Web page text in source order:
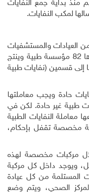
منذ بداية جمع النفايات
لمكب النفايات.
من العيادات والمستشفيات
من جنوب ووسط قطاع غزة، والبالغ عددها 82 مؤسسة طبية وينتج
إلى قسمين (نفايات طبية
نفايات حادة ويجب معاملتها
80% هو نفايات طبية غير حادة. لكن في
معاملة النفايات الطبية
مخصصة تقفل بإحكام،
مركبات مخصصة لهذه
ويوجد داخل كل مركبة
المستلمة من كل عيادة
الصحي، ويتم وضع